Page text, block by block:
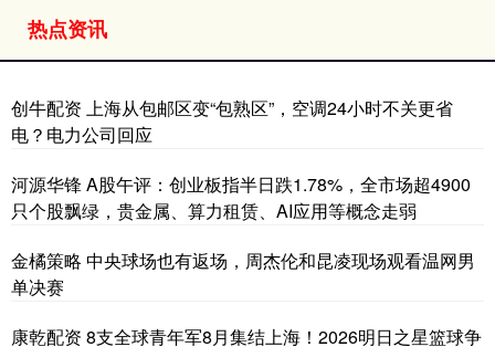
热点资讯
创牛配资 上海从包邮区变“包熟区”，空调24小时不关更省
电？电力公司回应
河源华锋 A股午评：创业板指半日跌1.78%，全市场超4900
只个股飘绿，贵金属、算力租赁、AI应用等概念走弱
金橘策略 中央球场也有返场，周杰伦和昆凌现场观看温网男
单决赛
康乾配资 8支全球青年军8月集结上海！2026明日之星篮球争